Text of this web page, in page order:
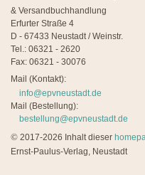
& Versandbuchhandlung
Erfurter Straße 4
D - 67433 Neustadt / Weinstr.
Tel.: 06321 - 2620
Fax: 06321 - 30076
Mail (Kontakt):
info@epvneustadt.de
Mail (Bestellung):
bestellung@epvneustadt.de
© 2017-2026 Inhalt dieser
Ernst-Paulus-Verlag, Neustadt